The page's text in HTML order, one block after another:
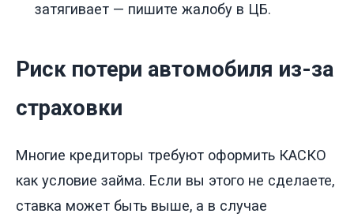
затягивает — пишите жалобу в ЦБ.
Риск потери автомобиля из-за
страховки
Многие кредиторы требуют оформить КАСКО
как условие займа. Если вы этого не сделаете,
ставка может быть выше, а в случае